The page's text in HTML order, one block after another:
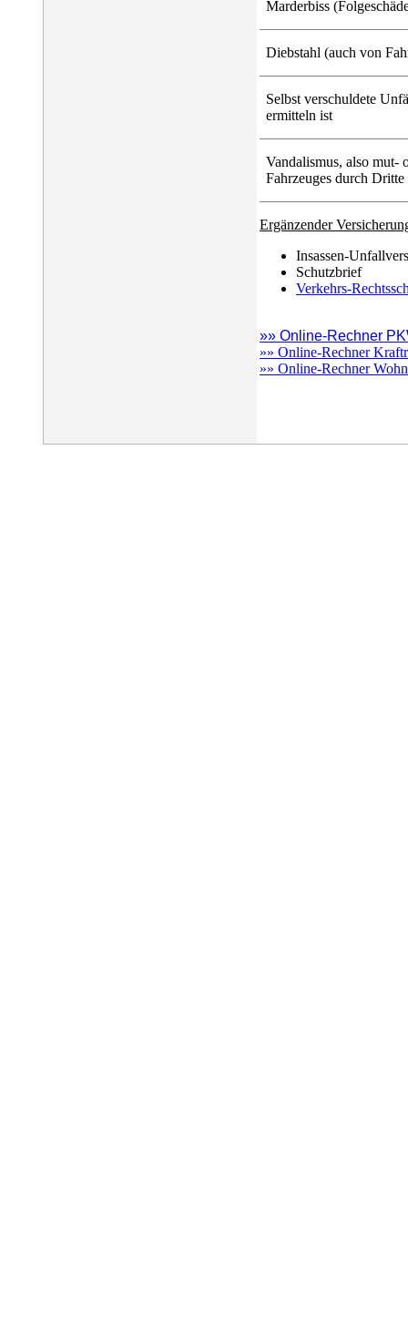
Marderbiss
Diebstahl (auch von
Selbst verschuldete
ermitteln ist
Vandalismus, also mut-
Fahrzeuges durch Dritte
Ergänzender
Insassen-
Schutzbrief
Verkehrs-
»» Online-Rechner
»» Online-Rechner
»» Online-Rechner